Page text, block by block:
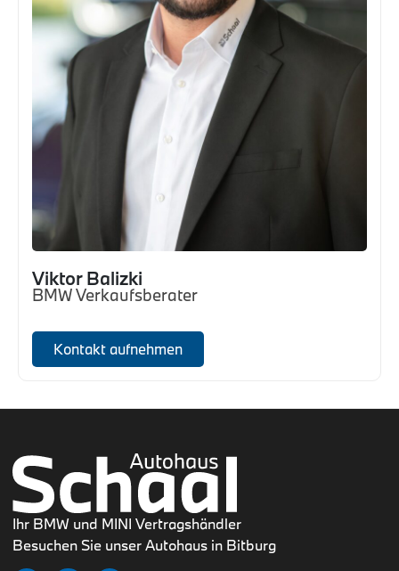
Viktor Balizki
BMW Verkaufsberater
Kontakt aufnehmen
Ihr BMW und MINI Vertragshändler
Besuchen Sie unser Autohaus in Bitburg